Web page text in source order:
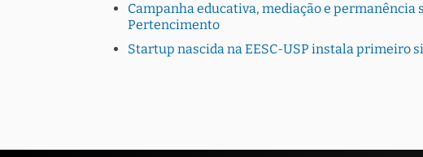
Campanha educativa, mediação e
Pertencimento
Startup nascida na EESC-USP instala primeiro